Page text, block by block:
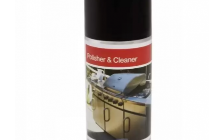
Uși pentru sobă și șemineu
Vase pentru gătit din aluminiu
Vase pentru gătit din fontă
Vase pentru gătit din inox